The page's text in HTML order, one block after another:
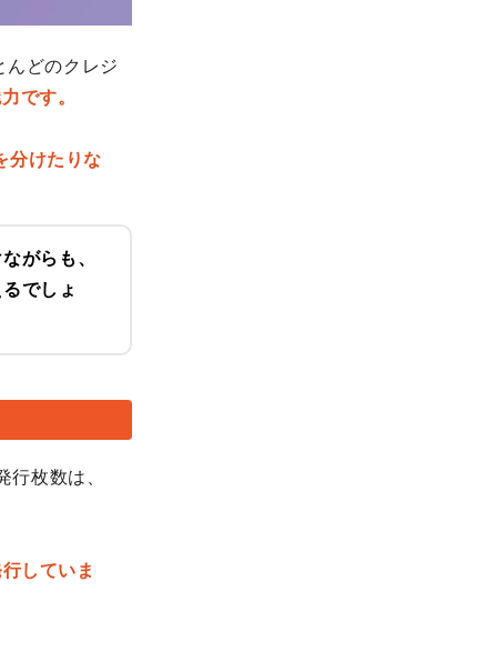
んどのクレジ
です。
分けたりな
がらも、
でしょ
枚数は、
していま